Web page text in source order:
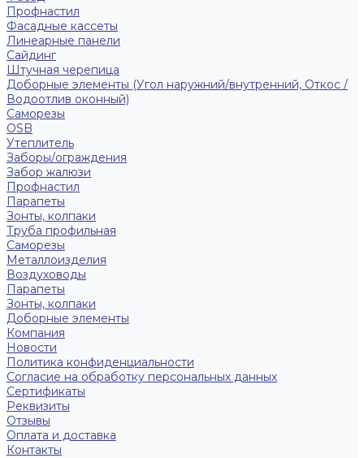
Профнастил
Фасадные кассеты
Линеарные панели
Сайдинг
Штучная черепица
Доборные элементы (Угол наружний/внутренний, Откос /
Водоотлив оконный)
Саморезы
OSB
Утеплитель
Заборы/ограждения
Забор жалюзи
Профнастил
Парапеты
Зонты, колпаки
Труба профильная
Саморезы
Металлоизделия
Воздуховоды
Парапеты
Зонты, колпаки
Доборные элементы
Компания
Новости
Политика конфиденциальности
Согласие на обработку персональных данных
Сертификаты
Реквизиты
Отзывы
Оплата и доставка
Контакты